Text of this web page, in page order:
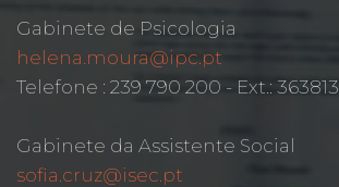
Gabinete de Psicologia
helena.moura@ipc.pt
Telefone : 239 790 200 - Ext.: 363813
Gabinete da Assistente Social
sofia.cruz@isec.pt